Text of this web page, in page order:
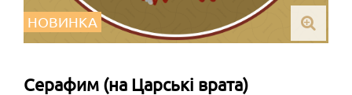
НОВИНКА
Серафим (на Царські врата)